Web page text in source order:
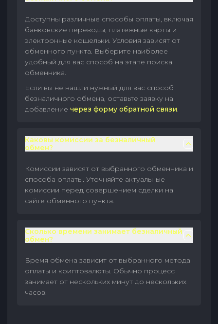
Доступны различные способы оплаты, включая
банковские переводы, платежные карты и
электронные кошельки. Условия зависят от
обменного пункта. Выберите наиболее
удобный для вас способ на этапе поиска
обменника.
Если вы не нашли нужный для вас способ
безналичного обмена, оставьте заявку на
добавление через форму обратной связи.
Каковы комиссии за безналичный
обмен?
Комиссии зависят от выбранного обменника и
способа оплаты. Уточняйте актуальные
комиссии перед совершением сделки на
сайте обменного пункта.
Сколько времени занимает безналичный
обмен?
Время обмена зависит от выбранного метода
оплаты и криптовалюты. Обычно процесс
занимает от нескольких минут до нескольких
часов.